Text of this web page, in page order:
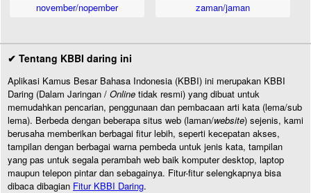
november/nopember
zaman/jaman
✔ Tentang KBBI daring ini
Aplikasi Kamus Besar Bahasa Indonesia (KBBI) ini merupakan KBBI
Daring (Dalam Jaringan / Online tidak resmi) yang dibuat untuk
memudahkan pencarian, penggunaan dan pembacaan arti kata (lema/sub
lema). Berbeda dengan beberapa situs web (laman/website) sejenis, kami
berusaha memberikan berbagai fitur lebih, seperti kecepatan akses,
tampilan dengan berbagai warna pembeda untuk jenis kata, tampilan
yang pas untuk segala perambah web baik komputer desktop, laptop
maupun telepon pintar dan sebagainya. Fitur-fitur selengkapnya bisa
dibaca dibagian Fitur KBBI Daring.